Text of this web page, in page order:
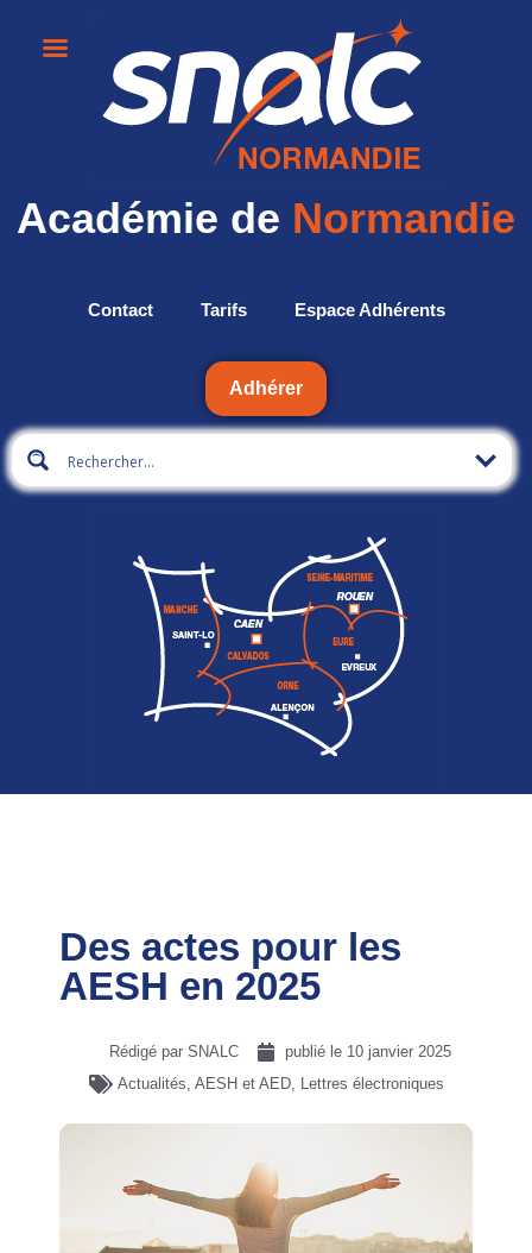
Académie de Normandie
Contact Tarifs Espace Adhérents
Adhérer
Des actes pour les
AESH en 2025
Rédigé par SNALC publié le 10 janvier 2025
Actualités, AESH et AED, Lettres électroniques